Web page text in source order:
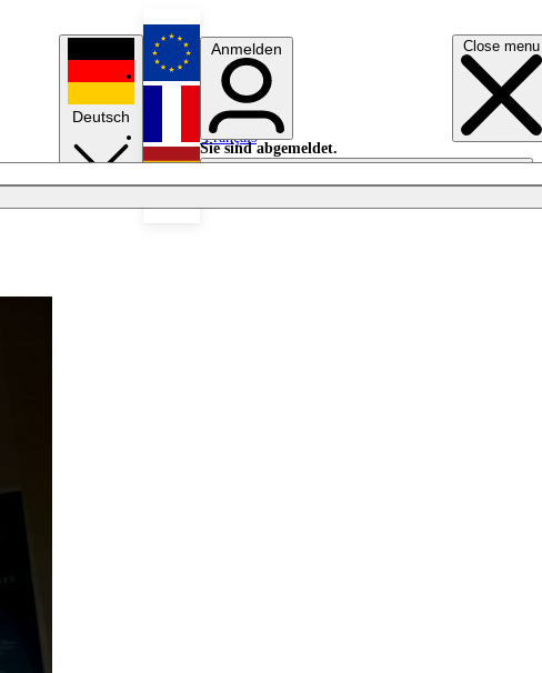
Close menu
Deutsch
English
Français
Anmelden
Sie sind abgemeldet.
Anmelden
Licht aus